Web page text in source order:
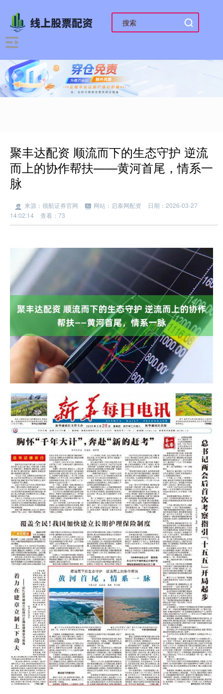
聚丰达配资 顺流而下的生态守护 逆流
而上的协作帮扶——黄河首尾，情系一
脉
来源：领航证券官网 网站：启泰网配资
日期：2026-03-27
14:02:14
查看：73